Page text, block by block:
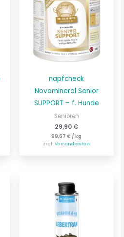
napfcheck
Novomineral Senior
SUPPORT – f. Hunde
Senioren
29,90 €
99,67€ /kg
zzgl.Versandkosten